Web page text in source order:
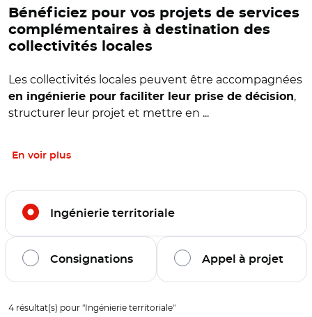
Bénéficiez pour vos projets de services
complémentaires à destination des
collectivités locales
Les collectivités locales peuvent être accompagnées
en ingénierie pour faciliter leur prise de décision,
structurer leur projet et mettre en ...
En voir plus
Filtrer l'offre par thématiques
Ingénierie territoriale
Consignations Appel à projet
Filtrage de l'offre sur la thématique :
4 résultat(s) pour "Ingénierie territoriale"